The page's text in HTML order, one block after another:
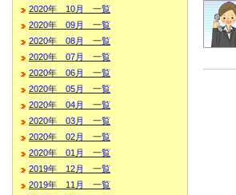
2020年 10月 一覧
2020年 09月 一覧
2020年 08月 一覧
2020年 07月 一覧
2020年 06月 一覧
2020年 05月 一覧
2020年 04月 一覧
2020年 03月 一覧
2020年 02月 一覧
2020年 01月 一覧
2019年 12月 一覧
2019年 11月 一覧